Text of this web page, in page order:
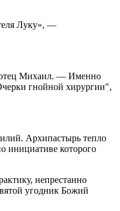
Луку», —
отец Михаил. — Именно
гнойной хирургии",
Архипастырь тепло
инициативе которого
непрестанно
угодник Божий